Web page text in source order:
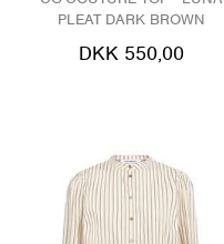
PLEAT DARK BROWN
DKK 550,00